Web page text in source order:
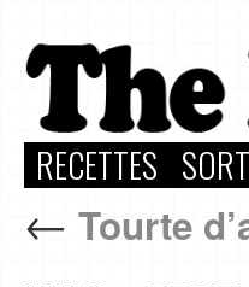
RECETTES
← Tourte